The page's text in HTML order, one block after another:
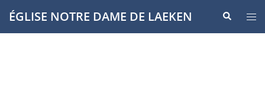
Aller
auÉGLISE NOTRE DAME DE LAEKEN
le